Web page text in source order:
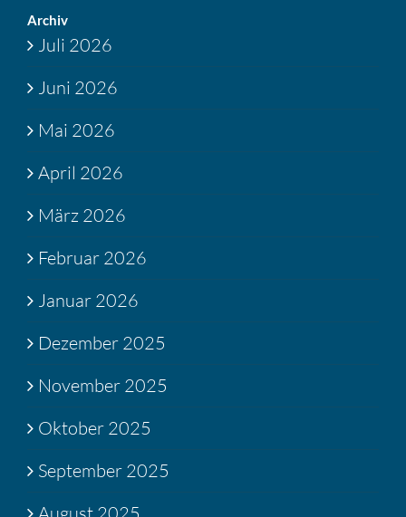
Archiv
Juli 2026
Juni 2026
Mai 2026
April 2026
März 2026
Februar 2026
Januar 2026
Dezember 2025
November 2025
Oktober 2025
September 2025